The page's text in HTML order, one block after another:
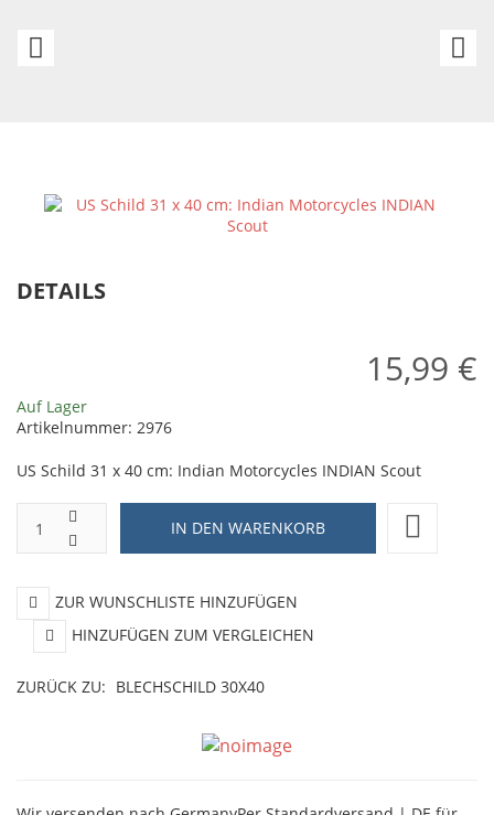
DETAILS
15,99 €
Auf Lager
Artikelnummer: 2976
US Schild 31 x 40 cm: Indian Motorcycles INDIAN Scout
ZUR WUNSCHLISTE HINZUFÜGEN
HINZUFÜGEN ZUM VERGLEICHEN
ZURÜCK ZU: BLECHSCHILD 30X40